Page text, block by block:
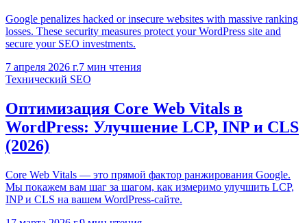
Google penalizes hacked or insecure websites with massive ranking
losses. These security measures protect your WordPress site and
secure your SEO investments.
7 апреля 2026 г.7 мин чтения
Технический SEO
Оптимизация Core Web Vitals в
WordPress: Улучшение LCP, INP и CLS
(2026)
Core Web Vitals — это прямой фактор ранжирования Google.
Мы покажем вам шаг за шагом, как измеримо улучшить LCP,
INP и CLS на вашем WordPress-сайте.